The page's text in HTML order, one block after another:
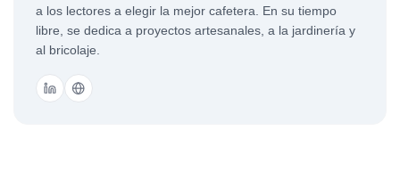
a los lectores a elegir la mejor cafetera. En su tiempo
libre, se dedica a proyectos artesanales, a la jardinería y
al bricolaje.